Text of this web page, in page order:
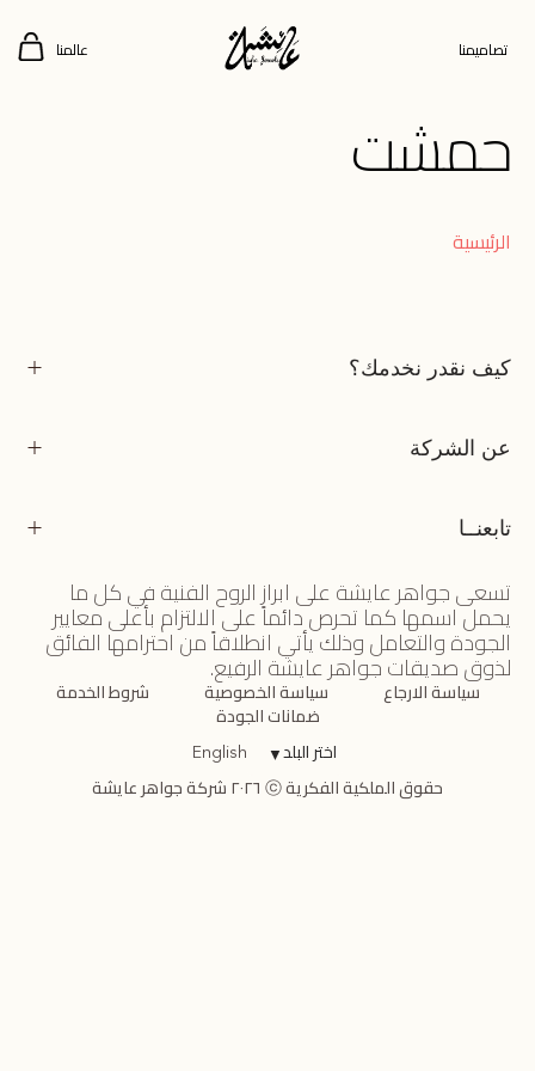
تصاميمنا عالمنا
حمشت
الرئيسية
كيف نقدر نخدمك؟
عن الشركة
تابعنــا
تسعى جواهر عايشة على ابراز الروح الفنية في كل ما
يحمل اسمها كما تحرص دائماً على الالتزام بأعلى معايير
الجودة والتعامل وذلك يأتي انطلاقاً من احترامها الفائق
لذوق صديقات جواهر عايشة الرفيع.
سياسة الارجاع سياسة الخصوصية شروط الخدمة
ضمانات الجودة
اختر البلد▼
English
حقوق الملكية الفكرية ⓒ ٢٠٢٦ شركة جواهر عايشة